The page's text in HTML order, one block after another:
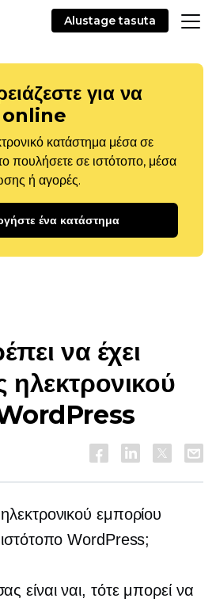
Alustage tasuta
για να
online
κατάστημα μέσα σε
πουλήσετε σε ιστότοπο, μέσα
ή αγορές.
ένα κατάστημα
να έχει
εμπορίου
WordPress;
είναι ναι, τότε μπορεί να